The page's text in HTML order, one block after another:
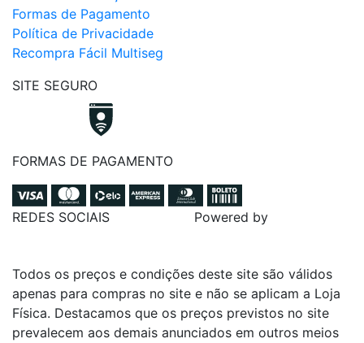
Formas de Pagamento
Política de Privacidade
Recompra Fácil Multiseg
SITE SEGURO
FORMAS DE PAGAMENTO
REDES SOCIAIS Powered by
Todos os preços e condições deste site são válidos
apenas para compras no site e não se aplicam a Loja
Física. Destacamos que os preços previstos no site
prevalecem aos demais anunciados em outros meios